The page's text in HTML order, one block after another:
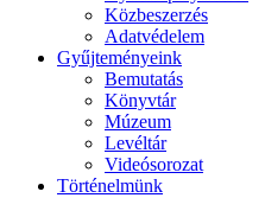
Közbeszerzés
Adatvédelem
Gyűjteményeink
Bemutatás
Könyvtár
Múzeum
Levéltár
Videósorozat
Történelmünk